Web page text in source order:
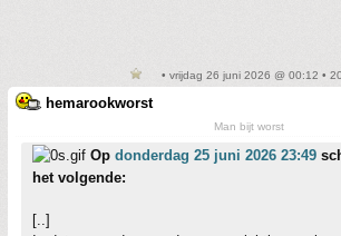
• vrijdag 26 juni 2026 @ 00:12 •
hemarookworst
Man bijt worst
Op donderdag 25 juni 2026 23:49
het volgende:
[..]